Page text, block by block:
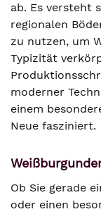
ab. Es versteht
regionalen
zu nutzen, um
Typizität
moderner
einem
Neue fasziniert.
Ob Sie gerade
oder einen